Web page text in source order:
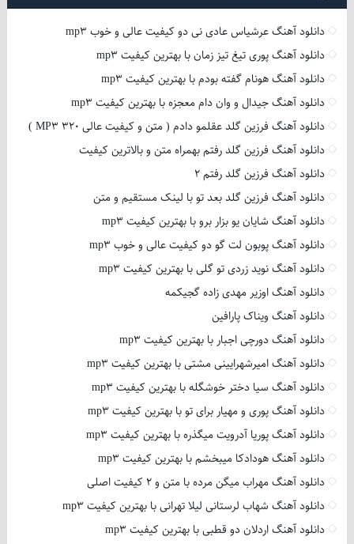
دانلود آهنگ عرشیاس عادی نی دو کیفیت عالی و خوب mp3
دانلود آهنگ پوری تیغ تیز زمان با بهترین کیفیت mp3
دانلود آهنگ هونام گفته بودم با بهترین کیفیت mp3
دانلود آهنگ جیدال و وان دام معجزه با بهترین کیفیت mp3
دانلود آهنگ فرزین گلد عقلمو دادم ( متن و کیفیت عالی 320 MP3 )
دانلود آهنگ فرزین گلد رفتم بهمراه متن و بالاترین کیفیت
دانلود آهنگ فرزین گلد رفتم 2
دانلود آهنگ فرزین گلد بعد تو با لینک مستقیم و متن
دانلود آهنگ شایان یو بزار برو با بهترین کیفیت mp3
دانلود آهنگ پوبون لت گو دو کیفیت عالی و خوب mp3
دانلود آهنگ نوید زردی تو گلی با بهترین کیفیت mp3
دانلود آهنگ اوزیر مهدی زاده گجیکمه
دانلود آهنگ ویناک پارافین
دانلود آهنگ دورچی اجبار با بهترین کیفیت mp3
دانلود آهنگ امیرشهرایینی مشتی با بهترین کیفیت mp3
دانلود آهنگ سیا دختر خوشگله با بهترین کیفیت mp3
دانلود آهنگ پوری و مهیار برای تو با بهترین کیفیت mp3
دانلود آهنگ پوریا آدرویت میگذره با بهترین کیفیت mp3
دانلود آهنگ هودادکا میبخشم با بهترین کیفیت mp3
دانلود آهنگ مهراب میگن مرده با متن و 2 کیفیت اصلی
دانلود آهنگ شهاب لرستانی لیلا تهرانی با بهترین کیفیت mp3
دانلود آهنگ اردلان دو قطبی با بهترین کیفیت mp3